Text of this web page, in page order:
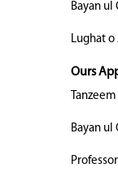
Bayan ul
Lughat o
Ours
Bayan ul